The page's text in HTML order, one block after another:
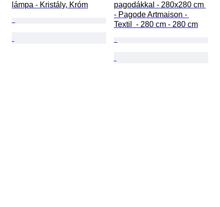
lámpa - Kristály, Króm
pagodákkal - 280x280 cm
- Pagode Artmaison -
Textil  - 280 cm - 280 cm